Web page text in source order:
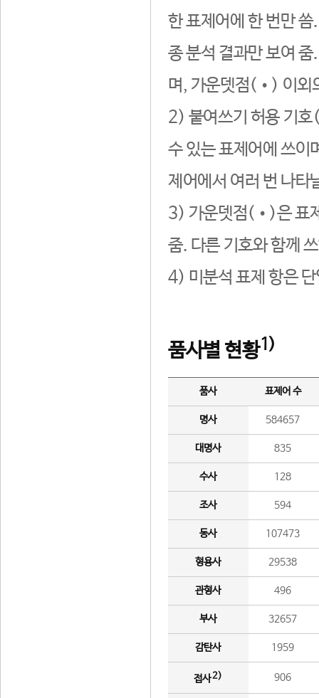
한 표제어에 한 번만
종 분석 결과만 보여
며, 가운뎃점(•) 이외
2) 붙여쓰기 허용 기호
수 있는 표제어에 쓰이
제어에서 여러 번 나타
3) 가운뎃점(•)은 표
줌. 다른 기호와 함께
4) 미분석 표제 항은
품사별 현황1)
품사 표제어 수
명사 584657
대명사 835
수사 128
조사 594
동사 107473
형용사 29538
관형사 496
부사 32657
감탄사 1959
접사2) 906